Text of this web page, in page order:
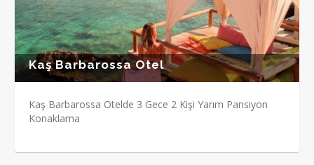
Kaş Barbarossa Otel
Kaş Barbarossa Otelde 3 Gece 2 Kişi Yarım Pansiyon
Konaklama